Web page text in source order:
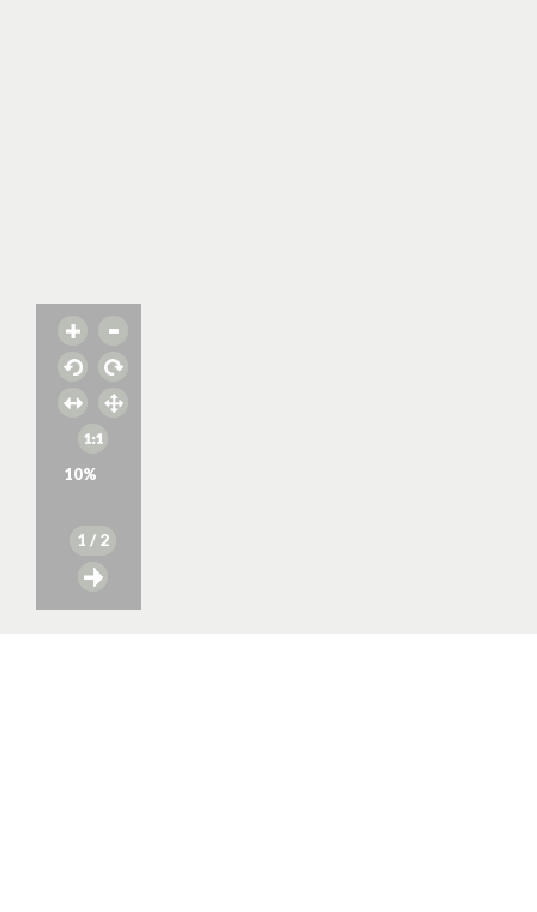
10%
1 / 2